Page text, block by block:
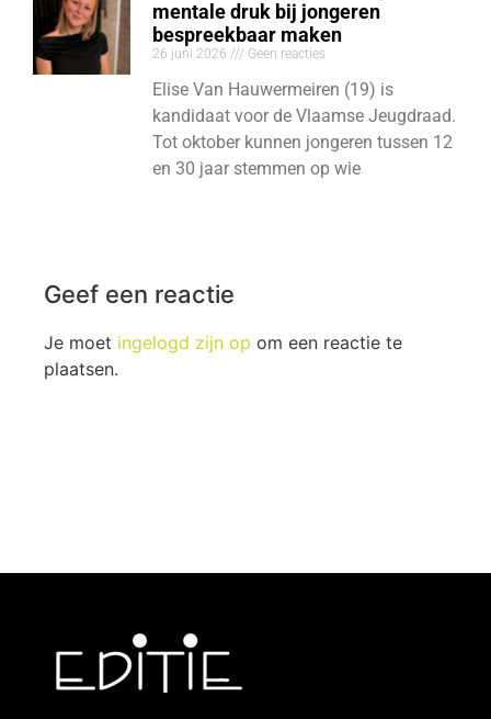
mentale druk bij jongeren
bespreekbaar maken
26 juni 2026 Geen reacties
Elise Van Hauwermeiren (19) is
kandidaat voor de Vlaamse Jeugdraad.
Tot oktober kunnen jongeren tussen 12
en 30 jaar stemmen op wie
Geef een reactie
Je moet ingelogd zijn op om een reactie te
plaatsen.